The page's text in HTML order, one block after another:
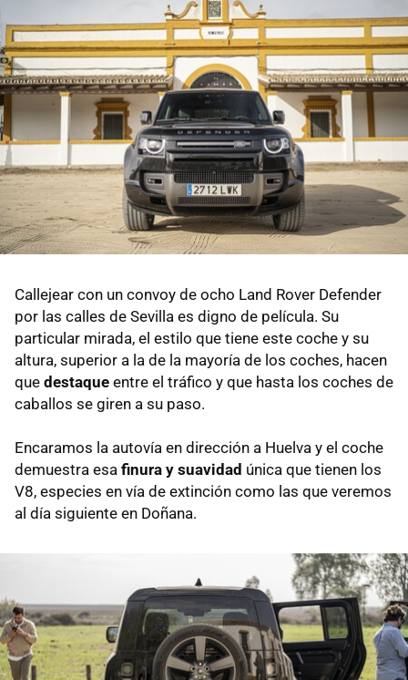
Callejear con un convoy de ocho Land Rover Defender
por las calles de Sevilla es digno de película. Su
particular mirada, el estilo que tiene este coche y su
altura, superior a la de la mayoría de los coches, hacen
que destaque entre el tráfico y que hasta los coches de
caballos se giren a su paso.
Encaramos la autovía en dirección a Huelva y el coche
demuestra esa finura y suavidad única que tienen los
V8, especies en vía de extinción como las que veremos
al día siguiente en Doñana.